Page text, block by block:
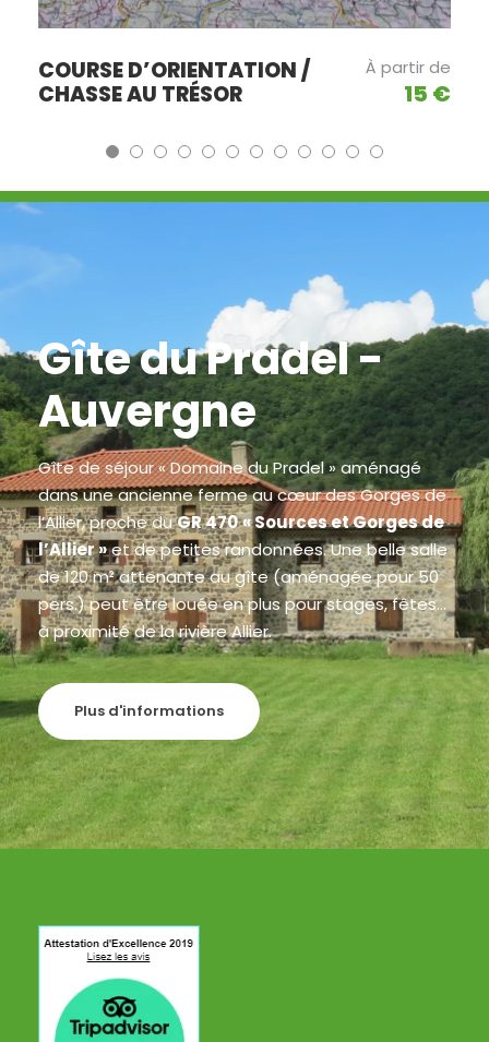
COURSE D’ORIENTATION /
CHASSE AU TRÉSOR
À partir de
15 €
Gîte du Pradel -
Auvergne
Gîte de séjour « Domaine du Pradel » aménagé
dans une ancienne ferme au cœur des Gorges de
l’Allier, proche duGR 470« Sources et Gorges de
l’Allier »et de petites randonnées. Une belle salle
de 120 m² attenante au gîte (aménagée pour 50
pers.) peut être louée en plus pour stages, fêtes…
à proximité de la rivière Allier.
Plus d'informations